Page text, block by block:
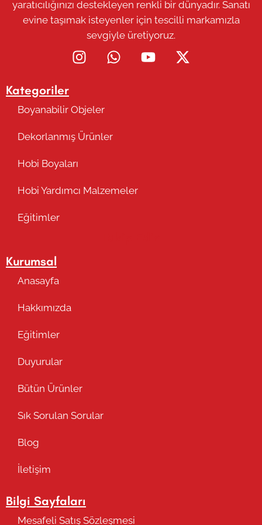
yaratıcılığınızı destekleyen renkli bir dünyadır. Sanatı
evine taşımak isteyenler için tescilli markamızla
sevgiyle üretiyoruz.
Kategoriler
Boyanabilir Objeler
Dekorlanmış Ürünler
Hobi Boyaları
Hobi Yardımcı Malzemeler
Eğitimler
Kurumsal
Anasayfa
Hakkımızda
Eğitimler
Duyurular
Bütün Ürünler
Sık Sorulan Sorular
Blog
İletişim
Bilgi Sayfaları
Mesafeli Satış Sözleşmesi